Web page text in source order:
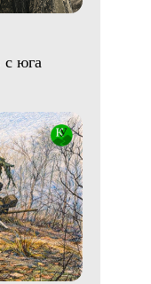
юга